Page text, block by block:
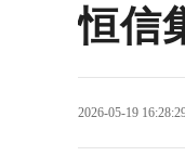
恒信
2026-05-19